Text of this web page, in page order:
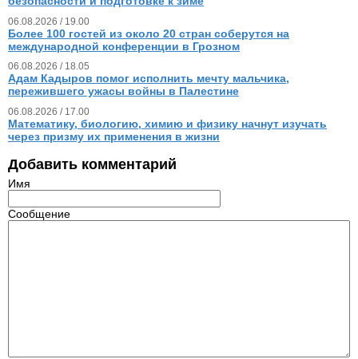
06.08.2026 / 19.00
Более 100 гостей из около 20 стран соберутся на
международной конференции в Грозном
06.08.2026 / 18.05
Адам Кадыров помог исполнить мечту мальчика,
пережившего ужасы войны в Палестине
06.08.2026 / 17.00
Математику, биологию, химию и физику начнут изучать
через призму их применения в жизни
Добавить комментарий
Имя
Сообщение